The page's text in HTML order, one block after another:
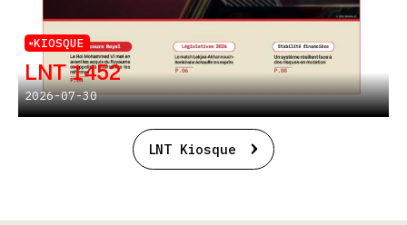
KIOSQUE
LNT 1452
2026-07-30
LNT Kiosque